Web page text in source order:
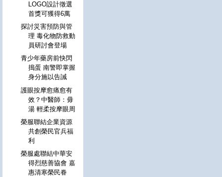
LOGO設計徵選
首獎可獲得6萬
探討災害預防與管
理 毒化物防救動
員研討會登場
青少年藥房前快閃
搗蛋 南警即掌握
身分施以告誡
護眼按摩愈痛愈有
效？中醫師：毋
湯 輕柔按摩眼周
榮服聯結企業資源
共創榮民官兵福
利
榮服處聯結中華安
得烈慈善協會 嘉
惠清寒榮民眷